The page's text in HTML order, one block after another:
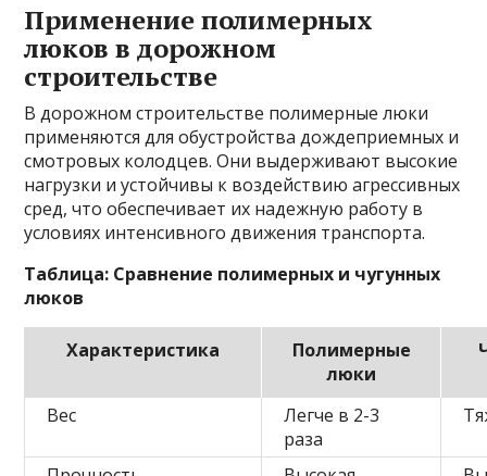
Применение полимерных
люков в дорожном
строительстве
В дорожном строительстве полимерные люки
применяются для обустройства дождеприемных и
смотровых колодцев. Они выдерживают высокие
нагрузки и устойчивы к воздействию агрессивных
сред, что обеспечивает их надежную работу в
условиях интенсивного движения транспорта.
Таблица: Сравнение полимерных и чугунных
люков
Характеристика
Полимерные
люки
Вес
Легче в 2-3
раза